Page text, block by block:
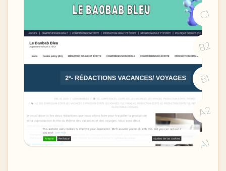
C1
B2
B1
A2
A1